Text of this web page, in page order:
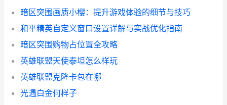
暗区突围画质小樱：提升游戏体验的细节与技巧
和平精英自定义窗口设置详解与实战优化指南
暗区突围购物占位置全攻略
英雄联盟天使泰坦怎么样玩
英雄联盟克隆卡包在哪
光遇白金何样子